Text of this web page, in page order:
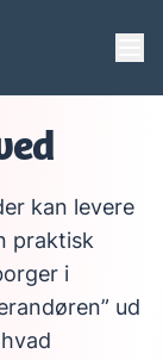
kan levere
praktisk
i
ud